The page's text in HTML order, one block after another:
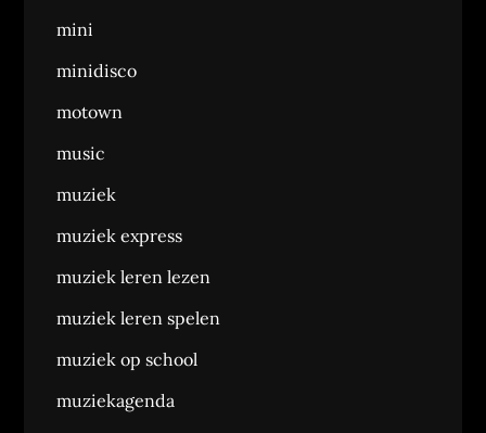
mini
minidisco
motown
music
muziek
muziek express
muziek leren lezen
muziek leren spelen
muziek op school
muziekagenda